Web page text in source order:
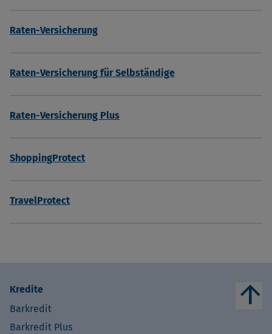
Raten-Versicherung
Raten-Versicherung für Selbständige
Raten-Versicherung Plus
ShoppingProtect
TravelProtect
Kredite
Barkredit
Barkredit Plus
arrow_upward